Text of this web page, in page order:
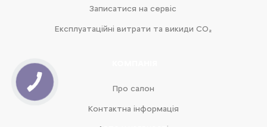
Записатися на сервіс
Експлуатаційні витрати та викиди CO₂
Про салон
Контактна інформація